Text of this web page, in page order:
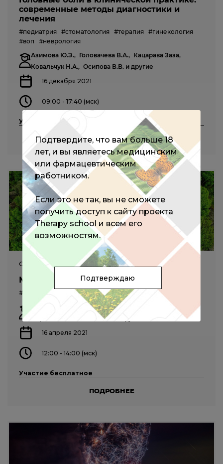
современные методы диагностики и
лечения
#педиатрия #стоматология #терапия #гинекология
#воп
#неврология
Азимова Ю.Э., Головачева В.А., Кацарава Заза,
Ковальчук Н.А., Осипова В.В. и другие
16 декабря 2021
09:00 - 17:40 (мск)
Участие бесплатное
ПОДРОБНЕЕ
ОНЛАЙН-КОНФЕРЕНЦИЯ
Мигрень в клинической практике
#терапия
#неврология
Кузнецова И.В.,
Латышева Н.В.,
Наприенко М.В.,
Табеева Г.Р.
16 апреля 2021
12:00 - 14:00 (мск)
Участие бесплатное
ПОДРОБНЕЕ
Подтвердите, что вам больше 18
лет, и вы являетесь медицинским
или фармацевтическим
работником.
Если это не так, вы не сможете
получить доступ к сайту проекта
Therapy school и всем его
возможностям.
Подтверждаю